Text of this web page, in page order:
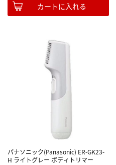
カートに入れる
パナソニック(Panasonic) ER-GK23-
H ライトグレー ボディトリマー